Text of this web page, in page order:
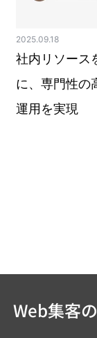
2025.09.18
社内リソース
に、専門性の
運用を実現
Web集客